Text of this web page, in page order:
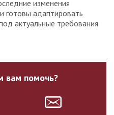
изменения
готовы адаптировать
актуальные требования
помочь?